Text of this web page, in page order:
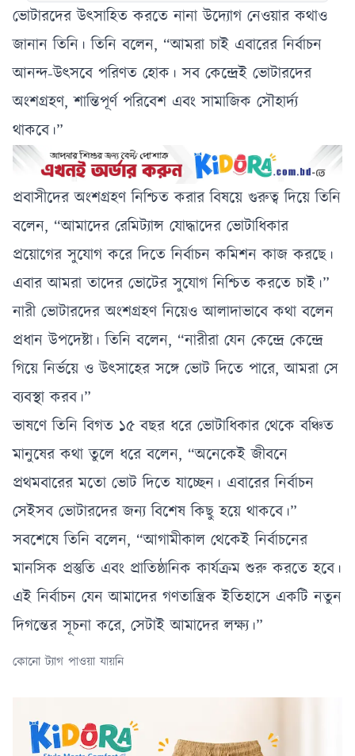
ডকুমেন্টারি অসম্পূর্ণ:
রাষ্ট্রপতি ভারপ্রাপ্ত
ভোটারদের উৎসাহিত করতে নানা উদ্যোগ নেওয়ার কথাও
জানান তিনি। তিনি বলেন, “আমরা চাই এবারের নির্বাচন
আনন্দ-উৎসবে পরিণত হোক। সব কেন্দ্রেই ভোটারদের
অংশগ্রহণ, শান্তিপূর্ণ পরিবেশ এবং সামাজিক সৌহার্দ্য
থাকবে।”
প্রবাসীদের অংশগ্রহণ নিশ্চিত করার বিষয়ে গুরুত্ব দিয়ে তিনি
বলেন, “আমাদের রেমিট্যান্স যোদ্ধাদের ভোটাধিকার
প্রয়োগের সুযোগ করে দিতে নির্বাচন কমিশন কাজ করছে।
এবার আমরা তাদের ভোটের সুযোগ নিশ্চিত করতে চাই।”
নারী ভোটারদের অংশগ্রহণ নিয়েও আলাদাভাবে কথা বলেন
প্রধান উপদেষ্টা। তিনি বলেন, “নারীরা যেন কেন্দ্রে কেন্দ্রে
গিয়ে নির্ভয়ে ও উৎসাহের সঙ্গে ভোট দিতে পারে, আমরা সে
ব্যবস্থা করব।”
ভাষণে তিনি বিগত ১৫ বছর ধরে ভোটাধিকার থেকে বঞ্চিত
মানুষের কথা তুলে ধরে বলেন, “অনেকেই জীবনে
প্রথমবারের মতো ভোট দিতে যাচ্ছেন। এবারের নির্বাচন
সেইসব ভোটারদের জন্য বিশেষ কিছু হয়ে থাকবে।”
সবশেষে তিনি বলেন, “আগামীকাল থেকেই নির্বাচনের
মানসিক প্রস্তুতি এবং প্রাতিষ্ঠানিক কার্যক্রম শুরু করতে হবে।
এই নির্বাচন যেন আমাদের গণতান্ত্রিক ইতিহাসে একটি নতুন
দিগন্তের সূচনা করে, সেটাই আমাদের লক্ষ্য।”
কোনো ট্যাগ পাওয়া যায়নি